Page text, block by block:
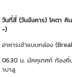
วันที่สี่ (วันอังคาร) โคตา คิ
-)
อาหารเช้าแบบกล่อง
06.30 น. มัคคุเทศก์ ท้อง
าบาลู